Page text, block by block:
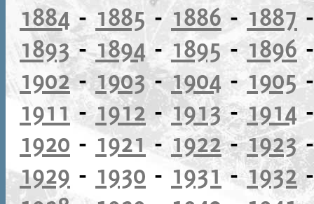
1884 -1885 - 1886 - 1887
1893-1894- 1895- 1896
1902-1903-1904-1905
1911 -1912 -1913-1914
1920 - 1921-1922-1923
1929 - 1930 - 1931-1932